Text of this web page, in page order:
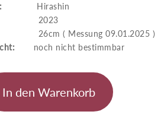
Hirashin
26cm ( Messung 09.01.2025 )
noch nicht bestimmbar
In den Warenkorb